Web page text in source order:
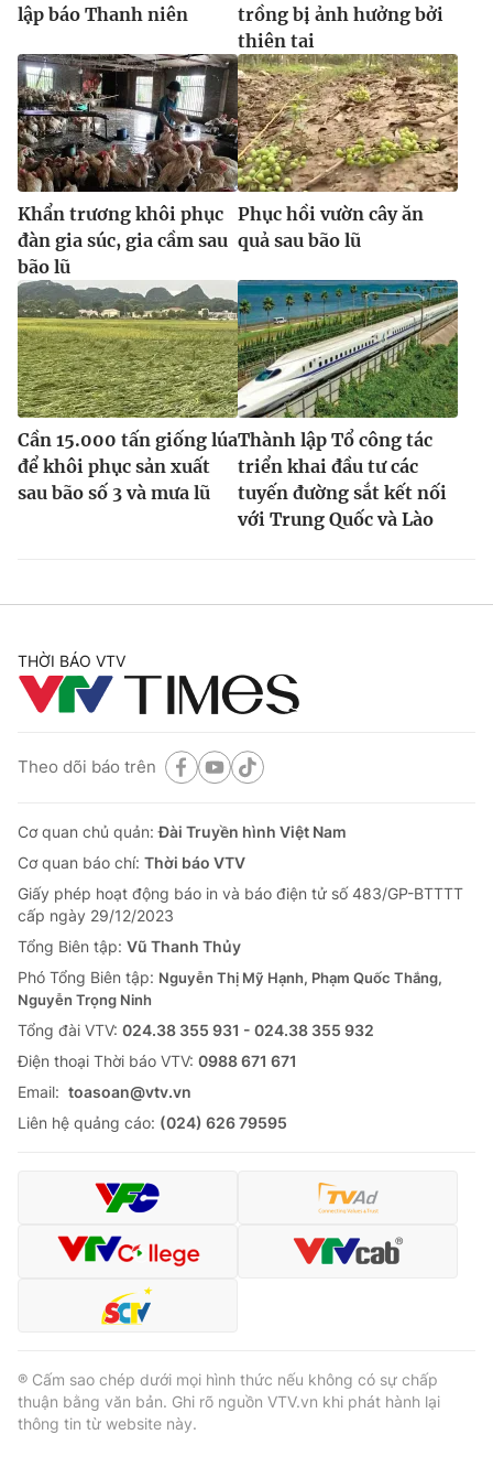
lập báo Thanh niên
trồng bị ảnh hưởng bởi
thiên tai
Khẩn trương khôi phục
đàn gia súc, gia cầm sau
bão lũ
Phục hồi vườn cây ăn
quả sau bão lũ
Cần 15.000 tấn giống lúa
để khôi phục sản xuất
sau bão số 3 và mưa lũ
Thành lập Tổ công tác
triển khai đầu tư các
tuyến đường sắt kết nối
với Trung Quốc và Lào
THỜI BÁO VTV
Theo dõi báo trên
Cơ quan chủ quản:Đài Truyền hình Việt Nam
Cơ quan báo chí: Thời báo VTV
Giấy phép hoạt động báo in và báo điện tử số 483/GP-BTTTT
cấp ngày 29/12/2023
Tổng Biên tập: Vũ Thanh Thủy
Phó Tổng Biên tập: Nguyễn Thị Mỹ Hạnh, Phạm Quốc Thắng,
Nguyễn Trọng Ninh
Tổng đài VTV: 024.38 355 931 - 024.38 355 932
Ðiện thoại Thời báo VTV: 0988 671 671
Email: toasoan@vtv.vn
Liên hệ quảng cáo: (024) 626 79595
® Cấm sao chép dưới mọi hình thức nếu không có sự chấp
thuận bằng văn bản. Ghi rõ nguồn VTV.vn khi phát hành lại
thông tin từ website này.